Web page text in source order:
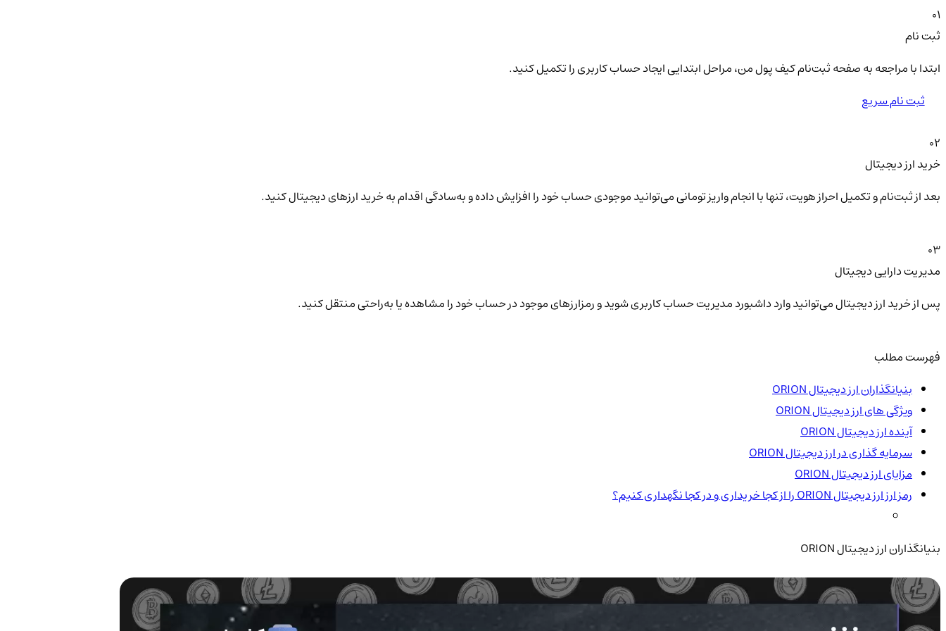
01
ثبت نام
ابتدا با مراجعه به صفحه ثبت‌نام کیف‌ پول من، مراحل ابتدایی ایجاد حساب کاربری را تکمیل کنید.
ثبت نام سریع
02
خرید ارز دیجیتال
بعد از ثبت‌نام و تکمیل احراز هویت، تنها با انجام واریز تومانی می‌توانید موجودی حساب خود را افزایش داده و به‌سادگی اقدام به خرید ارزهای دیجیتال کنید.
03
مدیریت دارایی دیجیتال
پس از خرید ارز دیجیتال می‌توانید وارد داشبورد مدیریت حساب کاربری شوید و رمزارزهای موجود در حساب خود را مشاهده یا به‌راحتی منتقل کنید.
فهرست مطلب
بنیانگذاران ارز دیجیتال ORION
ویژگی های ارز دیجیتال ORION
آینده ارز دیجیتال ORION
سرمایه گذاری در ارز دیجیتال ORION
مزایای ارز دیجیتال ORION
رمز ارز ارز دیجیتال ORION را از کجا خریداری و در کجا نگهداری کنیم؟
بنیانگذاران ارز دیجیتال ORION